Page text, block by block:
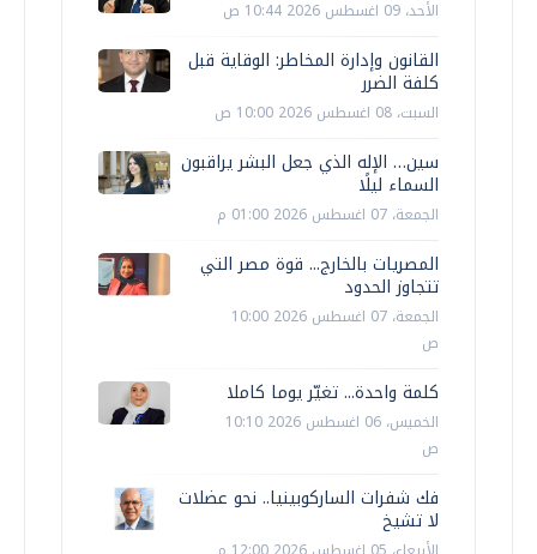
الأحد، 09 اغسطس 2026 10:44 ص
القانون وإدارة المخاطر: الوقاية قبل
كلفة الضرر
السبت، 08 اغسطس 2026 10:00 ص
سين… الإله الذي جعل البشر يراقبون
السماء ليلًا
الجمعة، 07 اغسطس 2026 01:00 م
المصريات بالخارج... قوة مصر التي
تتجاوز الحدود
الجمعة، 07 اغسطس 2026 10:00
ص
كلمة واحدة... تغيّر يوما كاملا
الخميس، 06 اغسطس 2026 10:10
ص
فك شفرات الساركوبينيا.. نحو عضلات
لا تشيخ